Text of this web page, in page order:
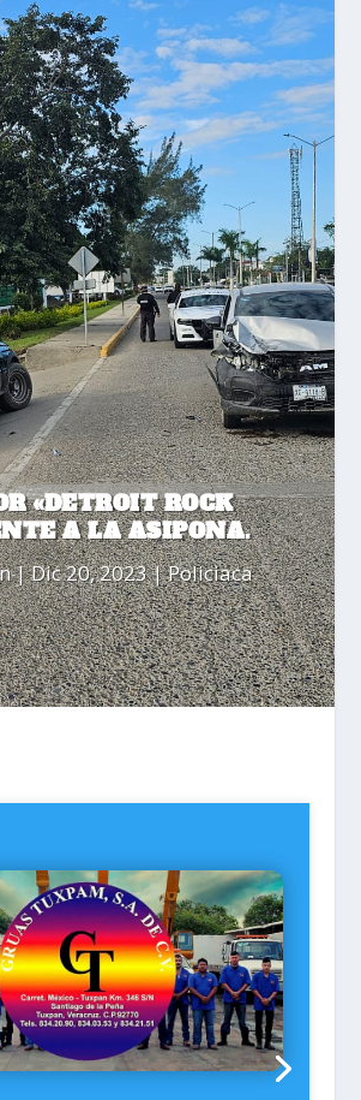
«DETROIT ROCK
A LA ASIPONA.
|Dic 20, 2023|Policiaca